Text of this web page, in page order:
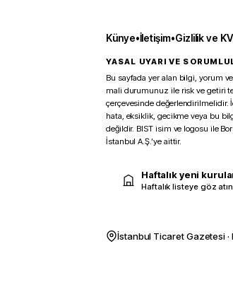
Künye•İletişim•Gizlilik ve
YASAL UYARI VE
Bu sayfada yer alan bilgi, yorum ve
mali durumunuz ile risk ve getiri
çerçevesinde değerlendirilmelidir.
hata, eksiklik, gecikme veya bu
değildir. BIST isim ve logosu ile
İstanbul A.Ş.’ye aittir.
Haftalık yeni
Haftalık listeye göz atın
İstanbul Ticaret Gazetesi ·